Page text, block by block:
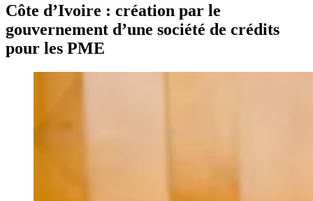
Côte d’Ivoire : création par le
gouvernement d’une société de crédits
pour les PME